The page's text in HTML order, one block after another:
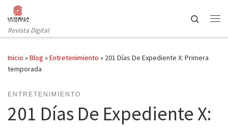
Saltar al contenido
Revista Digital
Search
Inicio »Blog »Entretenimiento » 201 Días De Expediente X: Primera
temporada
ENTRETENIMIENTO
201 Días De Expediente X: